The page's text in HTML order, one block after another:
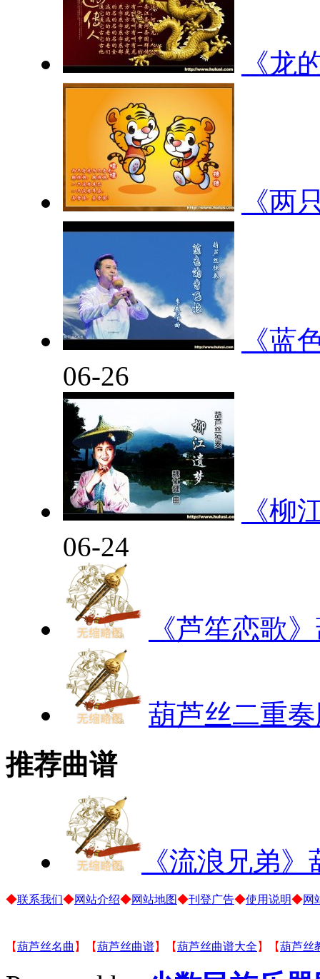
《龙
《两
《蓝
06-26
《柳
06-24
《芦笙恋歌
葫芦丝二重
推荐曲谱
《流浪兄弟
◆联系我们◆网站介绍◆网站地图◆刊登广告◆使用说明◆网
【葫芦丝名曲 】【葫芦丝曲谱】【葫芦丝曲谱大全 】【葫芦丝